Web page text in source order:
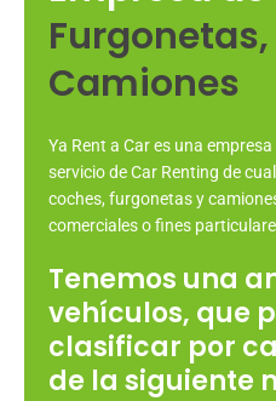
Camiones
Ya Rent a Car es una
servicio de Car Renting de
coches, furgonetas y
comerciales o fines
Tenemos una
vehículos, que
clasificar por
de la siguiente